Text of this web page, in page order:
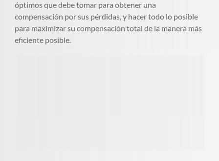
óptimos que debe tomar para obtener una
compensación por sus pérdidas, y hacer todo lo posible
para maximizar su compensación total de la manera más
eficiente posible.